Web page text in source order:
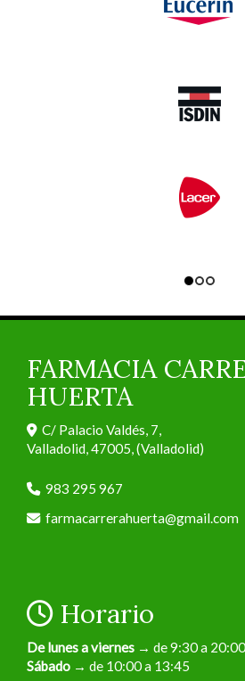
FARMACIA
HUERTA
C/ Palacio Valdés, 7,
Valladolid,47005,(Valladolid)
983 295 967
farmacarrerahuerta
gmail.com
Horario
De lunes a viernes → de 9:30 a 20:00
Sábado → de 10:00 a 13:45